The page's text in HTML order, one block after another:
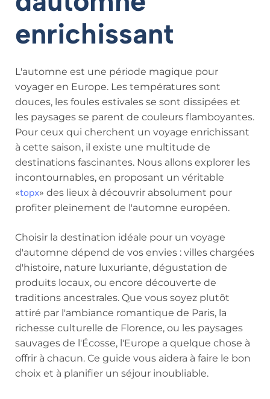
enrichissant
L'automne est une période magique pour
voyager en Europe. Les températures sont
douces, les foules estivales se sont dissipées et
les paysages se parent de couleurs flamboyantes.
Pour ceux qui cherchent un voyage enrichissant
à cette saison, il existe une multitude de
destinations fascinantes. Nous allons explorer les
incontournables, en proposant un véritable
«topx» des lieux à découvrir absolument pour
profiter pleinement de l'automne européen.
Choisir la destination idéale pour un voyage
d'automne dépend de vos envies : villes chargées
d'histoire, nature luxuriante, dégustation de
produits locaux, ou encore découverte de
traditions ancestrales. Que vous soyez plutôt
attiré par l'ambiance romantique de Paris, la
richesse culturelle de Florence, ou les paysages
sauvages de l'Écosse, l'Europe a quelque chose à
offrir à chacun. Ce guide vous aidera à faire le bon
choix et à planifier un séjour inoubliable.